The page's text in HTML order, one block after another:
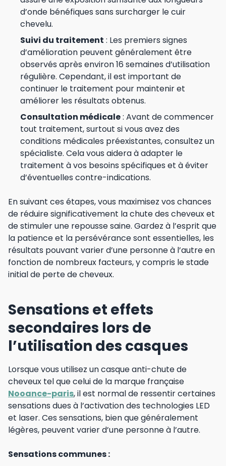
d’onde bénéfiques sans surcharger le cuir
chevelu.
Suivi du traitement : Les premiers signes
d’amélioration peuvent généralement être
observés après environ 16 semaines d’utilisation
régulière. Cependant, il est important de
continuer le traitement pour maintenir et
améliorer les résultats obtenus.
Consultation médicale: Avant de commencer
tout traitement, surtout si vous avez des
conditions médicales préexistantes, consultez un
spécialiste. Cela vous aidera à adapter le
traitement à vos besoins spécifiques et à éviter
d’éventuelles contre-indications.
En suivant ces étapes, vous maximisez vos chances
de réduire significativement la chute des cheveux et
de stimuler une repousse saine. Gardez à l’esprit que
la patience et la persévérance sont essentielles, les
résultats pouvant varier d’une personne à l’autre en
fonction de nombreux facteurs, y compris le stade
initial de perte de cheveux.
Sensations et effets
secondaires lors de
l’utilisation des casques
Lorsque vous utilisez un casque anti-chute de
cheveux tel que celui de la marque française
Nooance-paris, il est normal de ressentir certaines
sensations dues à l’activation des technologies LED
et laser. Ces sensations, bien que généralement
légères, peuvent varier d’une personne à l’autre.
Sensations communes :